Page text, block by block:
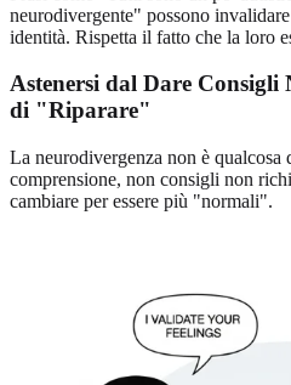
neurodivergente" possono
identità. Rispetta il fatto che la loro
Astenersi dal Dare Consigli
di "Riparare"
La neurodivergenza non è
comprensione, non consigli non
cambiare per essere più "normali".